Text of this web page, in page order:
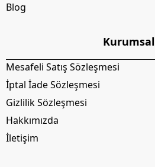
Blog
Kurumsal
Mesafeli Satış Sözleşmesi
İptal İade Sözleşmesi
Gizlilik Sözleşmesi
Hakkımızda
İletişim